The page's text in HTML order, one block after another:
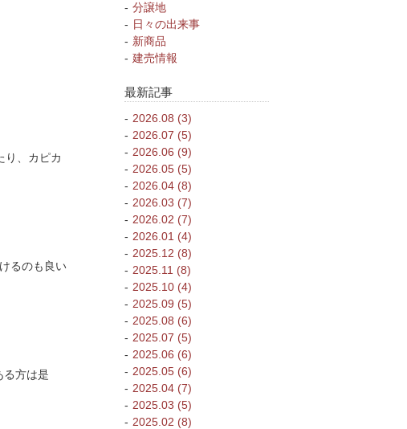
り、カピカ
るのも良い
る方は是
分譲地
日々の出来事
新商品
建売情報
最新記事
2026.08 (3)
2026.07 (5)
2026.06 (9)
2026.05 (5)
2026.04 (8)
2026.03 (7)
2026.02 (7)
2026.01 (4)
2025.12 (8)
2025.11 (8)
2025.10 (4)
2025.09 (5)
2025.08 (6)
2025.07 (5)
2025.06 (6)
2025.05 (6)
2025.04 (7)
2025.03 (5)
2025.02 (8)